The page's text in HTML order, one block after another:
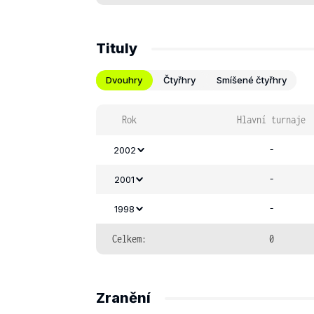
Tituly
Dvouhry Čtyřhry Smíšené čtyřhry
Rok Hlavní turnaje
2002 -
2001 -
1998 -
Celkem: 0
Zranění